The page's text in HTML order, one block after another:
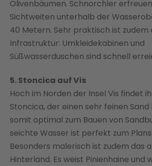
Olivenbäumen. Schnorchler
Sichtweiten unterhalb der
40 Metern. Sehr praktisch ist zudem
Infrastruktur: Umkleidekabinen und
Süßwasserduschen sind schnell
5. Stoncica auf Vis
Hoch im Norden der Insel Vis findet
Stoncica, der einen sehr feinen
somit optimal zum Bauen von
seichte Wasser ist perfekt zum
Besonders malerisch ist zudem das
Hinterland. Es weist Pinienhaine und